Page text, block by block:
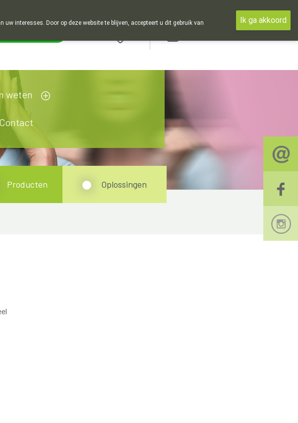
weten
Contact
Producten Oplossingen
interesses. Door op deze website te blijven, accepteert u dit gebruik van
Ik ga akkoord